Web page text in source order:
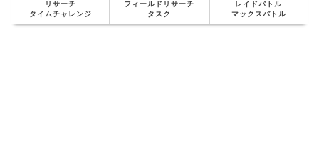
リサーチ
タイムチャレンジ
フィールドリサーチ
タスク
レイドバトル
マックスバトル